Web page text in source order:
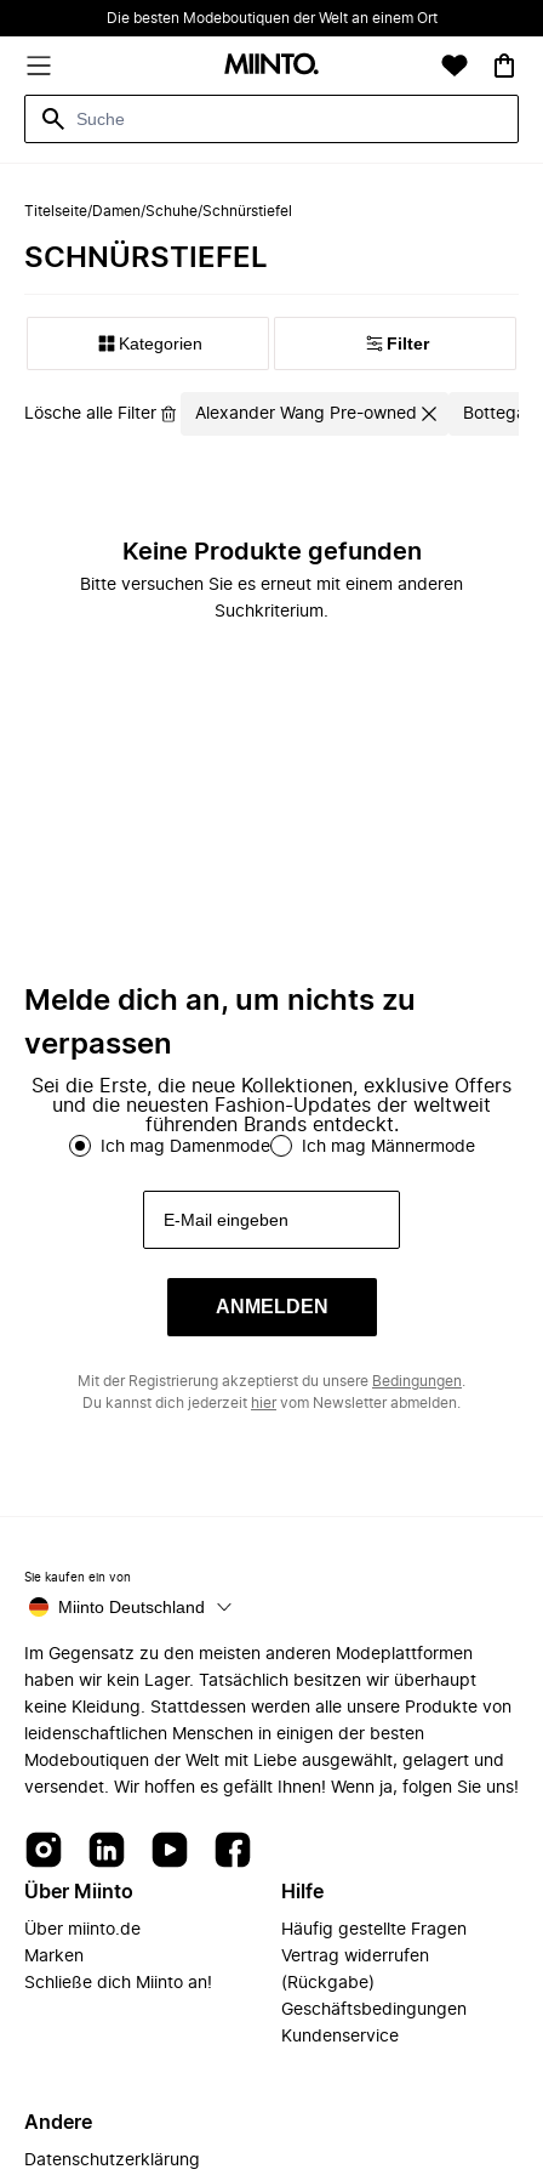
Die besten Modeboutiquen der Welt an einem Ort
Titelseite/Damen/Schuhe/Schnürstiefel
SCHNÜRSTIEFEL
Kategorien Filter
Lösche alle Filter Alexander Wang Pre-owned Bottega
Keine Produkte gefunden
Bitte versuchen Sie es erneut mit einem anderen
Suchkriterium.
Melde dich an, um nichts zu
verpassen
Sei die Erste, die neue Kollektionen, exklusive Offers
und die neuesten Fashion-Updates der weltweit
führenden Brands entdeckt.
Ich mag Damenmode Ich mag Männermode
ANMELDEN
Mit der Registrierung akzeptierst du unsere Bedingungen
Du kannst dich jederzeit hiervom Newsletter abmelden.
Sie kaufen ein von
Miinto Deutschland
Im Gegensatz zu den meisten anderen Modeplattformen
haben wir kein Lager. Tatsächlich besitzen wir überhaupt
keine Kleidung. Stattdessen werden alle unsere Produkte von
leidenschaftlichen Menschen in einigen der besten
Modeboutiquen der Welt mit Liebe ausgewählt, gelagert und
versendet. Wir hoffen es gefällt Ihnen! Wenn ja, folgen Sie uns!
Über Miinto
Über miinto.de
Marken
Schließe dich Miinto an!
Hilfe
Häufig gestellte Fragen
Vertrag widerrufen
(Rückgabe)
Geschäftsbedingungen
Kundenservice
Andere
Datenschutzerklärung